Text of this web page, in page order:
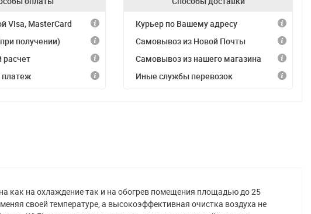
VIsa, MasterCard
получении)
расчет
Курьер по Вашему адресу
Самовывоз из Новой Почты
Самовывоз из нашего магазина
Иные службы перевозок
как на охлаждение так и на обогрев помещения площадью до 25
своей температуре, а высокоэффективная очистка воздуха не